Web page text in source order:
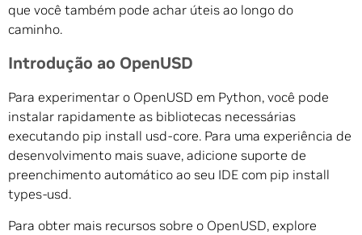
que você também pode achar úteis ao longo do
caminho.
Introdução ao OpenUSD
Para experimentar o OpenUSD em Python, você pode
instalar rapidamente as bibliotecas necessárias
executando pip install usd-core. Para uma experiência de
desenvolvimento mais suave, adicione suporte de
preenchimento automático ao seu IDE com pip install
types-usd.
Para obter mais recursos sobre o OpenUSD, explore